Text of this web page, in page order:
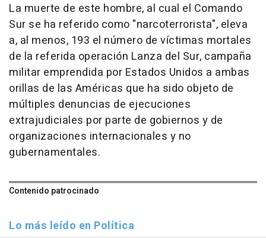
La muerte de este hombre, al cual el Comando
Sur se ha referido como "narcoterrorista", eleva
a, al menos, 193 el número de víctimas mortales
de la referida operación Lanza del Sur, campaña
militar emprendida por Estados Unidos a ambas
orillas de las Américas que ha sido objeto de
múltiples denuncias de ejecuciones
extrajudiciales por parte de gobiernos y de
organizaciones internacionales y no
gubernamentales.
Contenido patrocinado
Lo más leído en Política